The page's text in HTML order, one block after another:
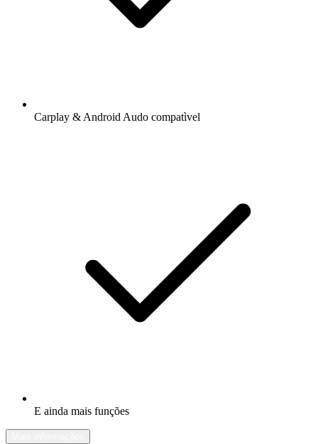
Carplay & Android Audo compatìvel
E ainda mais funções